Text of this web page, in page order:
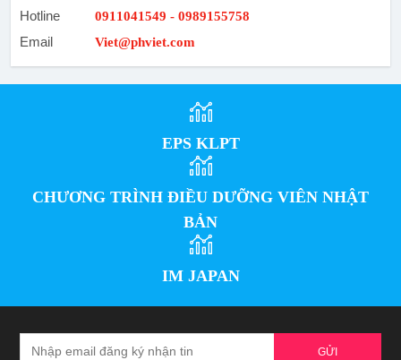
Hotline 0911041549 - 0989155758
Email Viet@phviet.com
EPS KLPT
CHƯƠNG TRÌNH ĐIỀU DƯỠNG VIÊN NHẬT
BẢN
IM JAPAN
GỬI